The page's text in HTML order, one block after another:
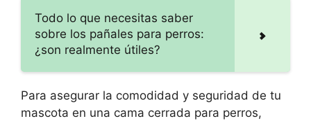
Todo lo que necesitas saber
sobre los pañales para perros:
¿son realmente útiles?
Para asegurar la comodidad y seguridad de tu
mascota en una cama cerrada para perros,